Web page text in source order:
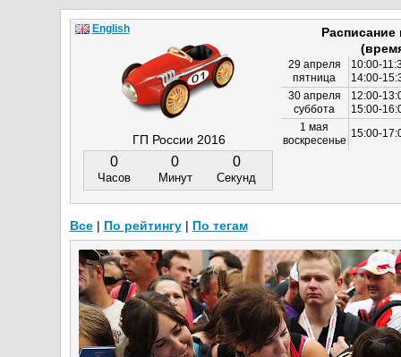
ГП России 2016
0
Часов
0
Минут
0
Секунд
29 апреля
пятница
10:00-
14:00-
30 апреля
суббота
12:00-
15:00-
1 мая
воскресенье
15:00-
English
Все| По рейтингу| По тегам